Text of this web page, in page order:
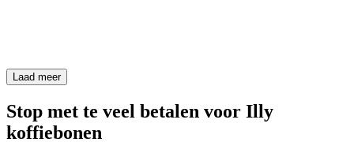
Laad meer
Stop met te veel betalen voor Illy
koffiebonen